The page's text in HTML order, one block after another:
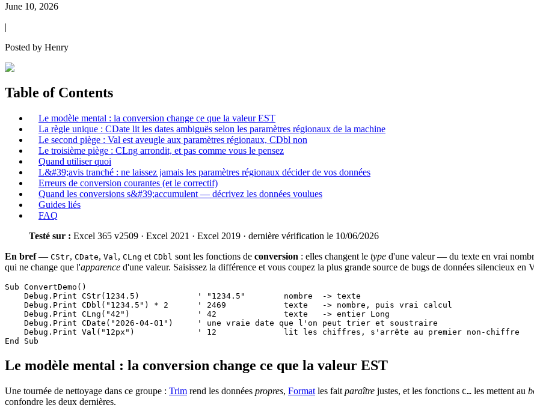
June 10, 2026
|
Posted by Henry
Table of Contents
Le modèle mental : la conversion change ce que la valeur EST
La règle unique : CDate lit les dates ambiguës selon les paramètres régionaux de la machine
Le second piège : Val est aveugle aux paramètres régionaux, CDbl non
Le troisième piège : CLng arrondit, et pas comme vous le pensez
Quand utiliser quoi
L&#39;avis tranché : ne laissez jamais les paramètres régionaux décider de vos données
Erreurs de conversion courantes (et le correctif)
Quand les conversions s&#39;accumulent — décrivez les données voulues
Guides liés
FAQ
Testé sur : Excel 365 v2509 · Excel 2021 · Excel 2019 · dernière vérification le 10/06/2026
En bref— CStr, CDate, Val, CLng et CDbl sont les fonctions de conversion : elles changent le type d'une valeur — du texte en vrai
qui ne change que l'apparence d'une valeur. Saisissez la différence et vous coupez la plus grande source de bugs de données silencieux en
Sub ConvertDemo()
    Debug.Print CStr(1234.5)            ' "1234.5"        nombre  -> texte
    Debug.Print CDbl("1234.5") * 2      ' 2469            texte   -> nombre, puis vrai calcul
    Debug.Print CLng("42")              ' 42              texte   -> entier Long
    Debug.Print CDate("2026-04-01")     ' une vraie date que l'on peut trier et soustraire
    Debug.Print Val("12px")             ' 12              lit les chiffres, s'arrête au premier non-chiffre
Le modèle mental : la conversion change ce que la valeur EST
Une tournée de nettoyage dans ce groupe : Trim rend les données propres, Format les fait paraître justes, et les fonctions C… les mettent au
confondre les deux dernières.